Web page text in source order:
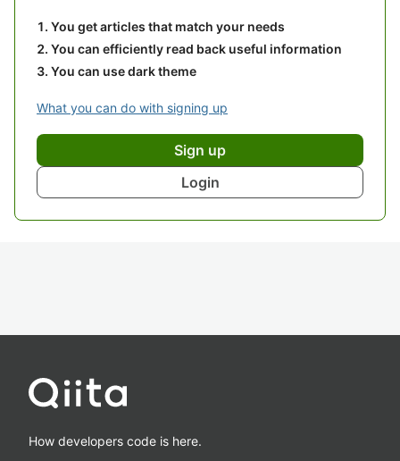
You get articles that match your needs
You can efficiently read back useful information
You can use dark theme
What you can do with signing up
Sign up
Login
How developers code is here.